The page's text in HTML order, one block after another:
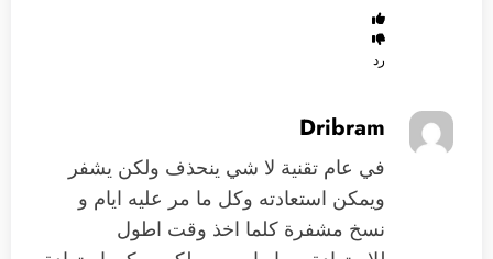
رد
Dribram
في عام تقنية لا شي ينحذف ولكن يشفر
ويمكن استعادته وكل ما مر عليه ايام و
نسخ مشفرة كلما اخذ وقت اطول